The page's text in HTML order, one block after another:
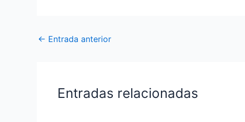
← Entrada anterior
Entradas relacionadas